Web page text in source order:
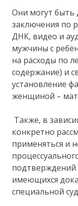
Они могут
заключения по
ДНК, видео и
мужчины с
на расходы по
содержание) и
установление
женщиной –
Также, в
конкретно
применяться и
имеющихся
специальной